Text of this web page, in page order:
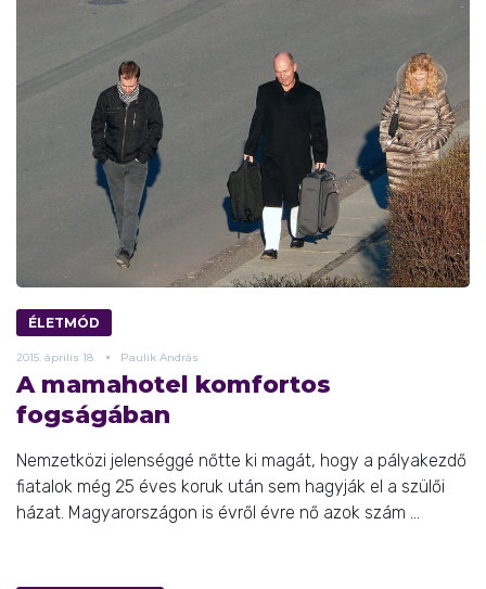
ÉLETMÓD
2015. április 18. Paulik András
A mamahotel komfortos
fogságában
Nemzetközi jelenséggé nőtte ki magát, hogy a pályakezdő
fiatalok még 25 éves koruk után sem hagyják el a szülői
házat. Magyarországon is évről évre nő azok szám ...